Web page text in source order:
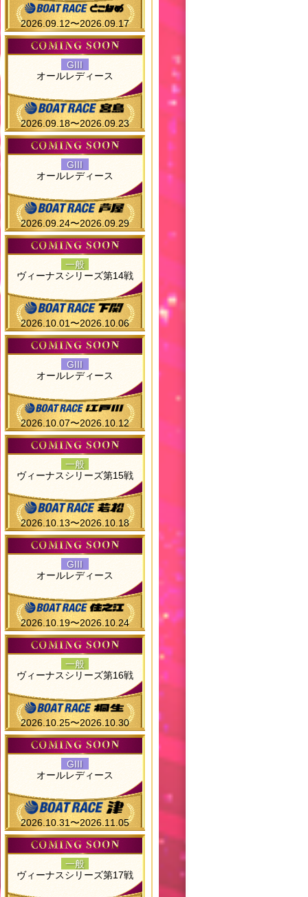
2026.09.12〜2026.09.17
GIII
オールレディース
2026.09.18〜2026.09.23
GIII
オールレディース
2026.09.24〜2026.09.29
一般
ヴィーナスシリーズ第14戦
2026.10.01〜2026.10.06
GIII
オールレディース
2026.10.07〜2026.10.12
一般
ヴィーナスシリーズ第15戦
2026.10.13〜2026.10.18
GIII
オールレディース
2026.10.19〜2026.10.24
一般
ヴィーナスシリーズ第16戦
2026.10.25〜2026.10.30
GIII
オールレディース
2026.10.31〜2026.11.05
一般
ヴィーナスシリーズ第17戦